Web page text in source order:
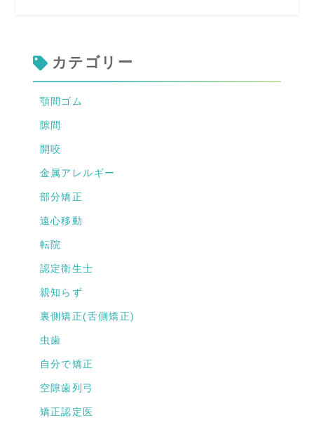
カテゴリー
顎間ゴム
隙間
開咬
金属アレルギー
部分矯正
遠心移動
転院
認定衛生士
親知らず
裏側矯正(舌側矯正)
虫歯
自分で矯正
空隙歯列弓
矯正認定医